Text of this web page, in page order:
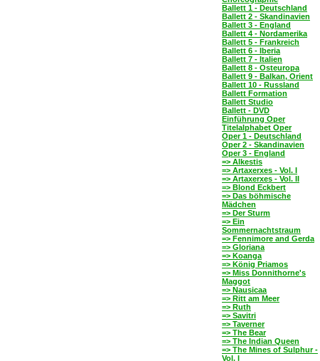
Ballett 1 - Deutschland
Ballett 2 - Skandinavien
Ballett 3 - England
Ballett 4 - Nordamerika
Ballett 5 - Frankreich
Ballett 6 - Iberia
Ballett 7 - Italien
Ballett 8 - Osteuropa
Ballett 9 - Balkan, Orient
Ballett 10 - Russland
Ballett Formation
Ballett Studio
Ballett - DVD
Einführung Oper
Titelalphabet Oper
Oper 1 - Deutschland
Oper 2 - Skandinavien
Oper 3 - England
=> Alkestis
=> Artaxerxes - Vol. I
=> Artaxerxes - Vol. II
=> Blond Eckbert
=> Das böhmische
Mädchen
=> Der Sturm
=> Ein
Sommernachtstraum
=> Fennimore and Gerda
=> Gloriana
=> Koanga
=> König Priamos
=> Miss Donnithorne's
Maggot
=> Nausicaa
=> Ritt am Meer
=> Ruth
=> Savitri
=> Taverner
=> The Bear
=> The Indian Queen
=> The Mines of Sulphur -
Vol. I